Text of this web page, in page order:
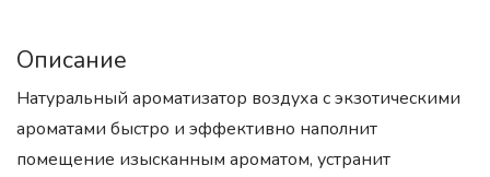
Описание
Натуральный ароматизатор воздуха с экзотическими
ароматами быстро и эффективно наполнит
помещение изысканным ароматом, устранит